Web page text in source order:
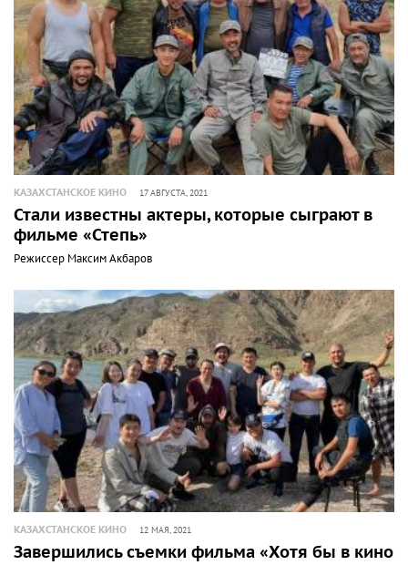
КАЗАХСТАНСКОЕ КИНО 17 АВГУСТА, 2021
Стали известны актеры, которые сыграют в
фильме «Степь»
Режиссер Максим Акбаров
КАЗАХСТАНСКОЕ КИНО 12 МАЯ, 2021
Завершились съемки фильма «Хотя бы в кино»